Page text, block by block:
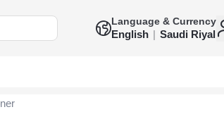
Language & Currency
English | Saudi Riyal